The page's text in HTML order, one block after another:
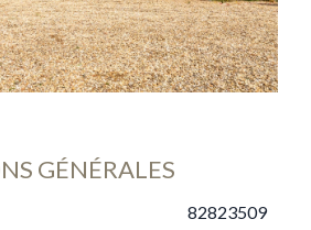
GÉNÉRALES
82823509